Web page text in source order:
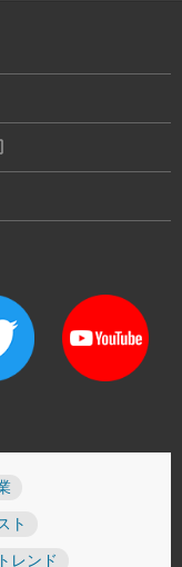
ト
トレンド